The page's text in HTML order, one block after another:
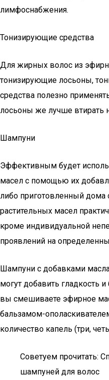
лимфоснабжения.
Тонизирующие средства
Для жирных волос из
тонизирующие лосьоны,
средства полезно
лосьоны же лучше втирать
Шампуни
Эффективным будет
масел с помощью их
либо приготовленный дома
растительных масел
кроме индивидуальной
проявлений на
Шампуни с добавками
могут добавить гладкость
вы смешиваете эфирное
бальзамом-
количество капель (три,
Советуем прочитать:
шампуней для волос